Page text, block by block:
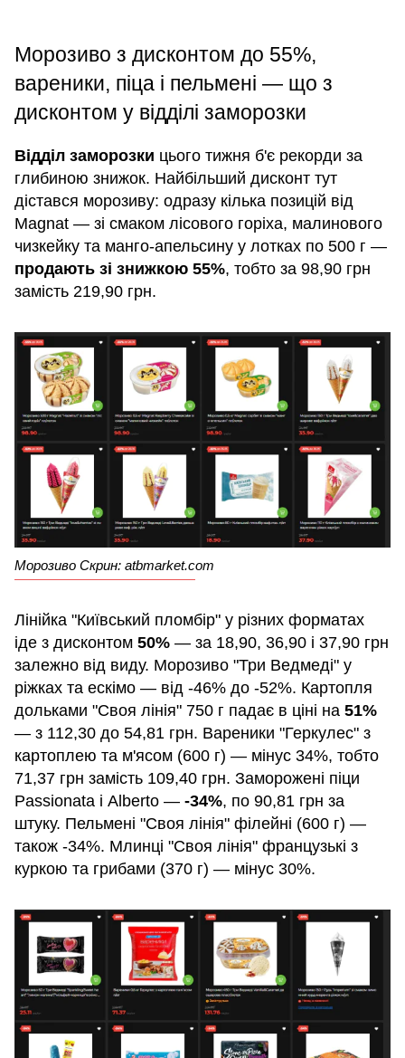
Морозиво з дисконтом до 55%,
вареники, піца і пельмені — що з
дисконтом у відділі заморозки
Відділ заморозки цього тижня б'є рекорди за
глибиною знижок. Найбільший дисконт тут
дістався морозиву: одразу кілька позицій від
Magnat — зі смаком лісового горіха, малинового
чизкейку та манго-апельсину у лотках по 500 г —
продають зі знижкою 55%, тобто за 98,90 грн
замість 219,90 грн.
Морозиво Скрин: atbmarket.com
Лінійка "Київський пломбір" у різних форматах
іде з дисконтом 50% — за 18,90, 36,90 і 37,90 грн
залежно від виду. Морозиво "Три Ведмеді" у
ріжках та ескімо — від -46% до -52%. Картопля
дольками "Своя лінія" 750 г падає в ціні на 51%
— з 112,30 до 54,81 грн. Вареники "Геркулес" з
картоплею та м'ясом (600 г) — мінус 34%, тобто
71,37 грн замість 109,40 грн. Заморожені піци
Passionata і Alberto — -34%, по 90,81 грн за
штуку. Пельмені "Своя лінія" філейні (600 г) —
також -34%. Млинці "Своя лінія" французькі з
куркою та грибами (370 г) — мінус 30%.